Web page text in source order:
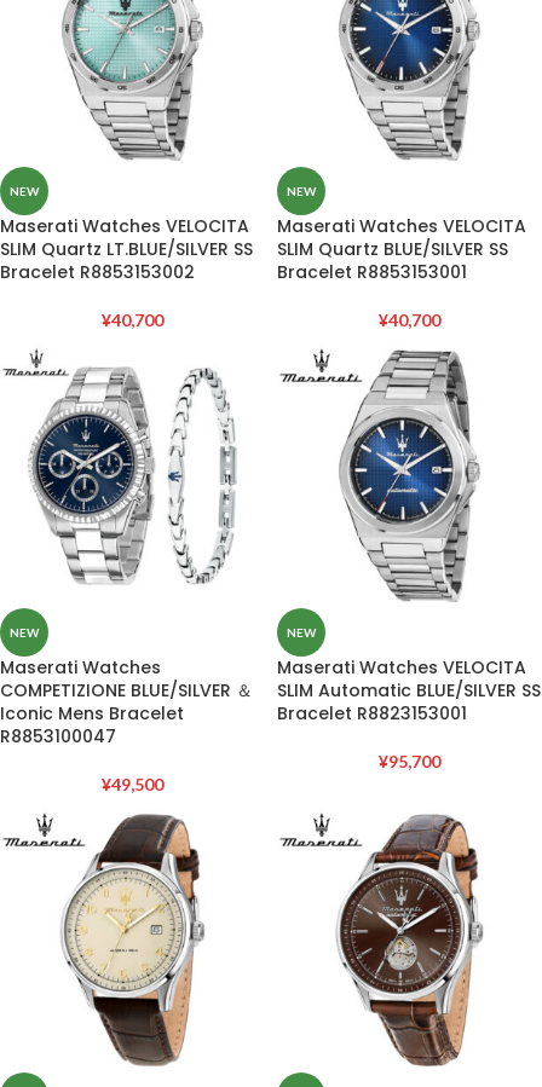
NEW
Maserati Watches VELOCITA
SLIM Quartz LT.BLUE/SILVER SS
Bracelet R8853153002
¥40,700
NEW
Maserati Watches VELOCITA
SLIM Quartz BLUE/SILVER SS
Bracelet R8853153001
¥40,700
NEW
Maserati Watches
COMPETIZIONE BLUE/SILVER ＆
Iconic Mens Bracelet
R8853100047
¥49,500
NEW
Maserati Watches VELOCITA
SLIM Automatic BLUE/SILVER SS
Bracelet R8823153001
¥95,700